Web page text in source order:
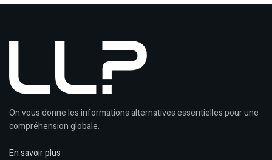
On vous donne les informations alternatives essentielles pour une
compréhension globale.
En savoir plus